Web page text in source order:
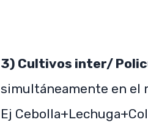
3) Cultivos inter/
simultáneamente en el
Ej